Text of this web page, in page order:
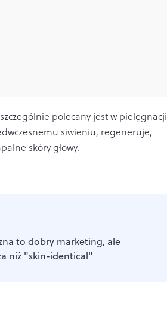
polecany jest w pielęgnacji
siwieniu, regeneruje,
skóry głowy.
to dobry marketing, ale
niż "skin-identical"